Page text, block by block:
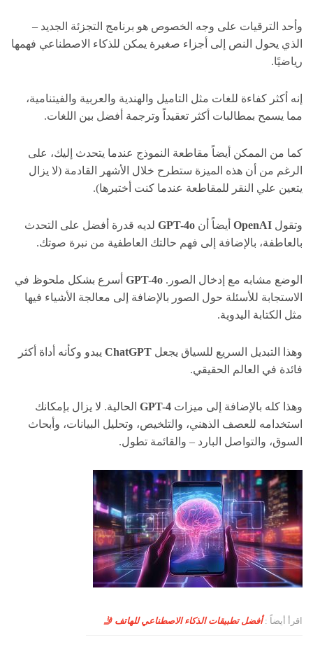
وأحد الترقيات على وجه الخصوص هو برنامج التجزئة الجديد –
الذي يحول النص إلى أجزاء صغيرة يمكن للذكاء الاصطناعي فهمها
رياضيًا.
إنه أكثر كفاءة للغات مثل التاميل والهندية والعربية والفيتنامية،
مما يسمح بمطالبات أكثر تعقيداً وترجمة أفضل بين اللغات.
كما من الممكن أيضاً مقاطعة النموذج عندما يتحدث إليك، على
الرغم من أن هذه الميزة ستطرح خلال الأشهر القادمة (لا يزال
يتعين علي النقر للمقاطعة عندما كنت أختبرها).
وتقول OpenAI أيضاً أن GPT-4o لديه قدرة أفضل على التحدث
بالعاطفة، بالإضافة إلى فهم حالتك العاطفية من نبرة صوتك.
الوضع مشابه مع إدخال الصور. GPT-4o أسرع بشكل ملحوظ في
الاستجابة للأسئلة حول الصور بالإضافة إلى معالجة الأشياء فيها
مثل الكتابة اليدوية.
وهذا التبديل السريع للسياق يجعل ChatGPT يبدو وكأنه أداة أكثر
فائدة في العالم الحقيقي.
وهذا كله بالإضافة إلى ميزات GPT-4 الحالية. لا يزال بإمكانك
استخدامه للعصف الذهني، والتلخيص، وتحليل البيانات، وأبحاث
السوق، والتواصل البارد – والقائمة تطول.
اقرأ أيضاً : أفضل تطبيقات الذكاء الاصطناعي للهاتف 🤳